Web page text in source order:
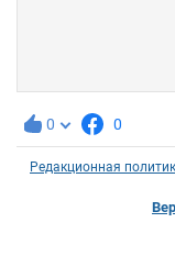
0 0
Редакционная